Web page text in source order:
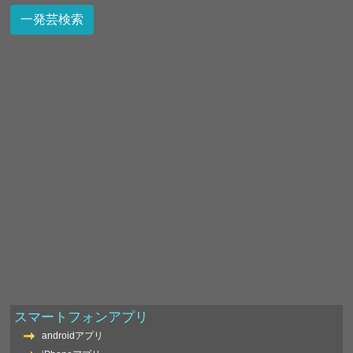
スマートフォンアプリ
androidアプリ